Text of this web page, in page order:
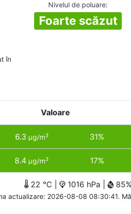
în
Nivelul de poluare:
Foarte scăzut
Valoare
6.3 µg/m3 31%
8.4 µg/m3 17%
22 °C | 1016 hPa | 85%
actualizare: 2026-08-08 08:30:41.